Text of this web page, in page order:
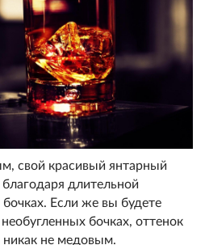
свой красивый янтарный
длительной
Если же вы будете
бочках, оттенок
не медовым.